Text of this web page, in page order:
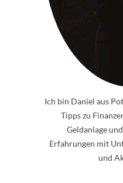
Ich bin Daniel aus
Tipps zu
Geldanlage
Erfahrungen mit
und